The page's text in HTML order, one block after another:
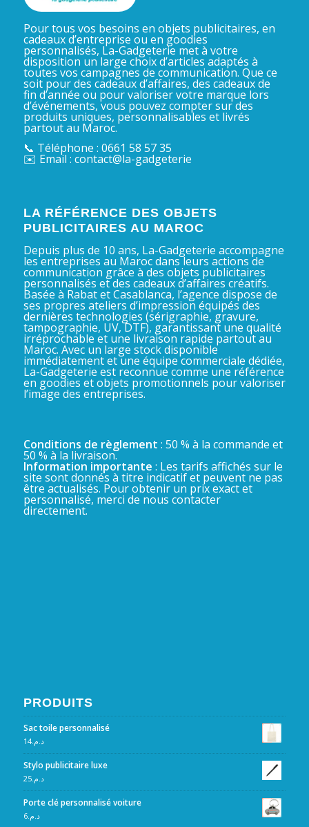
Pour tous vos besoins en objets publicitaires, en
cadeaux d’entreprise ou en goodies
personnalisés, La-Gadgeterie met à votre
disposition un large choix d’articles adaptés à
toutes vos campagnes de communication. Que ce
soit pour des cadeaux d’affaires, des cadeaux de
fin d’année ou pour valoriser votre marque lors
d’événements, vous pouvez compter sur des
produits uniques, personnalisables et livrés
partout au Maroc.
📞 Téléphone : 0661 58 57 35
✉️ Email : contact@la-gadgeterie
LA RÉFÉRENCE DES OBJETS
PUBLICITAIRES AU MAROC
Depuis plus de 10 ans, La-Gadgeterie accompagne
les entreprises au Maroc dans leurs actions de
communication grâce à des objets publicitaires
personnalisés et des cadeaux d’affaires créatifs.
Basée à Rabat et Casablanca, l’agence dispose de
ses propres ateliers d’impression équipés des
dernières technologies (sérigraphie, gravure,
tampographie, UV, DTF), garantissant une qualité
irréprochable et une livraison rapide partout au
Maroc. Avec un large stock disponible
immédiatement et une équipe commerciale dédiée,
La-Gadgeterie est reconnue comme une référence
en goodies et objets promotionnels pour valoriser
l’image des entreprises.
Conditions de règlement : 50 % à la commande et
50 % à la livraison.
Information importante : Les tarifs affichés sur le
site sont donnés à titre indicatif et peuvent ne pas
être actualisés. Pour obtenir un prix exact et
personnalisé, merci de nous contacter
directement.
PRODUITS
Sac toile personnalisé
د.م.14
Stylo publicitaire luxe
د.م.25
Porte clé personnalisé voiture
د.م.6